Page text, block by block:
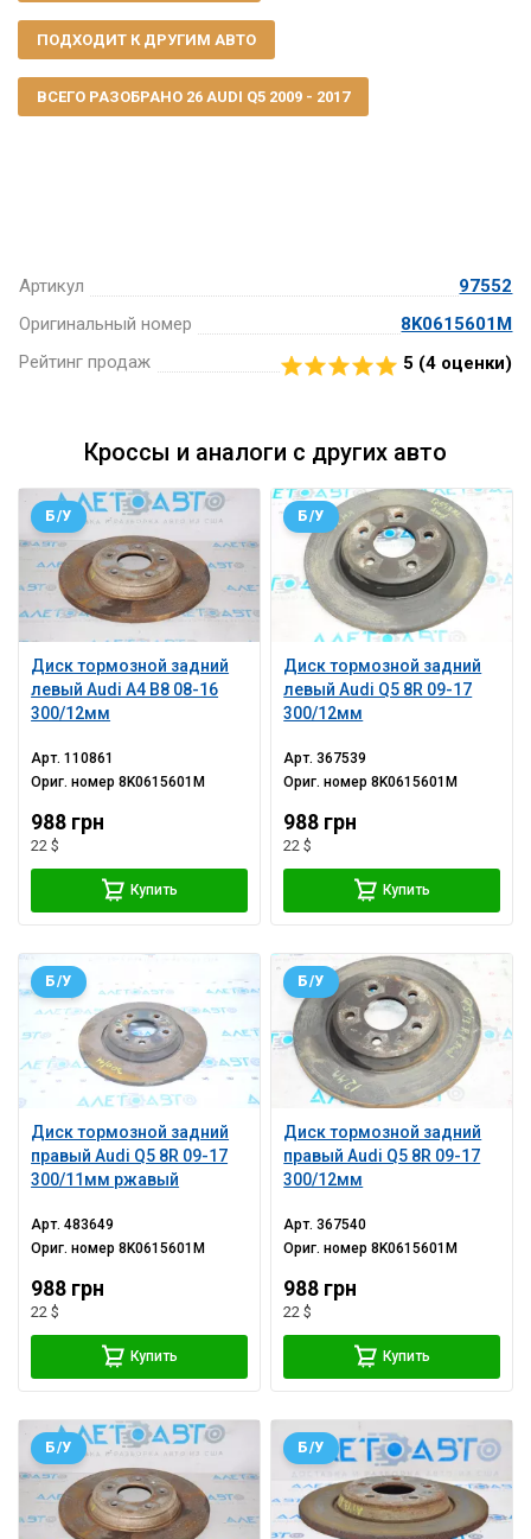
Артикул
97552
Оригинальный номер
8K0615601M
Рейтинг продаж
5 (4 оценки)
ПОДХОДИТ К ДРУГИМ АВТО
ВСЕГО РАЗОБРАНО 26 AUDI Q5 2009 - 2017
Кроссы и аналоги с других авто
Диск тормозной задний
левый Audi A4 B8 08-16
300/12мм
Б/У
Арт.110861
Ориг. номер8K0615601M
988 грн
22 $
Купить
Диск тормозной задний
левый Audi Q5 8R 09-17
300/12мм
Б/У
Арт.367539
Ориг. номер8K0615601M
988 грн
22 $
Купить
Диск тормозной задний
правый Audi Q5 8R 09-17
300/11мм ржавый
Б/У
Арт.483649
Ориг. номер8K0615601M
988 грн
22 $
Купить
Диск тормозной задний
правый Audi Q5 8R 09-17
300/12мм
Б/У
Арт.367540
Ориг. номер8K0615601M
988 грн
22 $
Купить
Б/У Б/У